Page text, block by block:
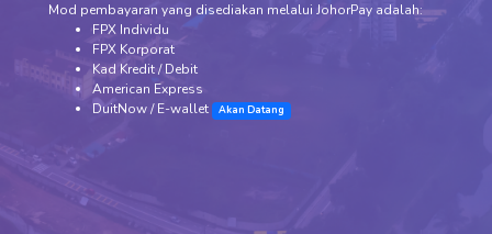
Mod pembayaran yang disediakan melalui JohorPay adalah:
FPX Individu
FPX Korporat
Kad Kredit / Debit
American Express
DuitNow / E-wallet
Akan Datang
JohorPay merupakan Hak Cipta Terpelihara Kerajaan Negeri
Johor yang diselia oleh ICT@Johor.